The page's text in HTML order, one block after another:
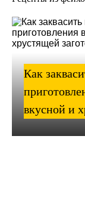
Как
вкусной и